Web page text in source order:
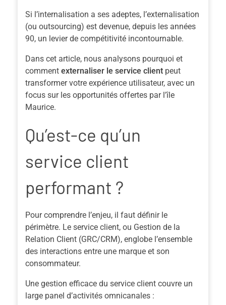
Si l’internalisation a ses adeptes, l’externalisation
(ou outsourcing) est devenue, depuis les années
90, un levier de compétitivité incontournable.
Dans cet article, nous analysons pourquoi et
comment externaliser le service client peut
transformer votre expérience utilisateur, avec un
focus sur les opportunités offertes par l’île
Maurice.
Qu’est-ce qu’un
service client
performant ?
Pour comprendre l’enjeu, il faut définir le
périmètre. Le service client, ou Gestion de la
Relation Client (GRC/CRM), englobe l’ensemble
des interactions entre une marque et son
consommateur.
Une gestion efficace du service client couvre un
large panel d’activités omnicanales :